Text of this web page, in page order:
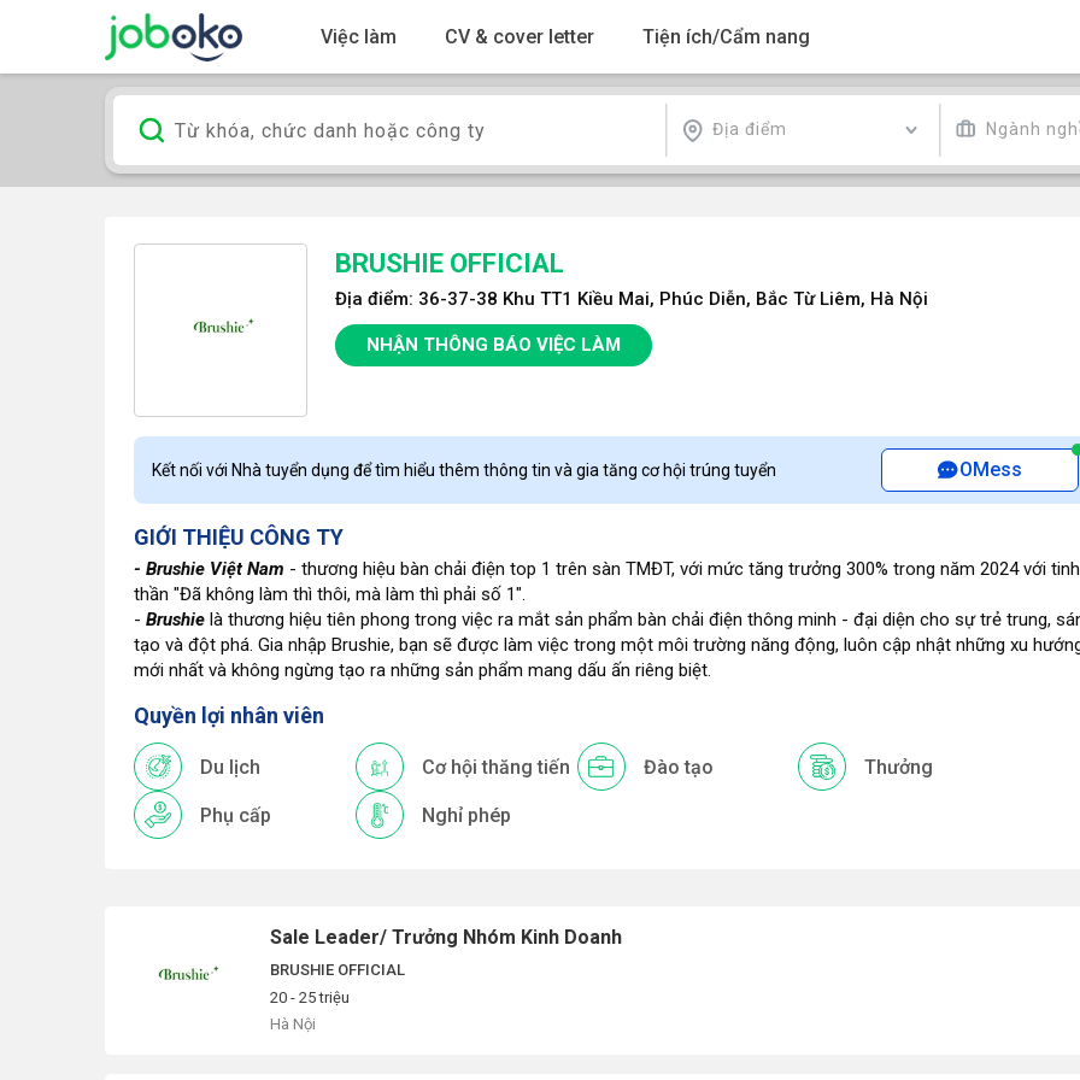
Việc làm CV & cover letter Tiện ích/Cẩm nang
Địa điểm Ngành
BRUSHIE OFFICIAL
Địa điểm: 36-37-38 Khu TT1 Kiều Mai, Phúc Diễn, Bắc Từ Liêm, Hà Nội
NHẬN THÔNG BÁO VIỆC LÀM
Kết nối với Nhà tuyển dụng để tìm hiểu thêm thông tin và gia tăng cơ hội trúng tuyển OMess
GIỚI THIỆU CÔNG TY
- Brushie Việt Nam - thương hiệu bàn chải điện top 1 trên sàn TMĐT, với mức tăng trưởng 300% trong năm 2024 với tinh
thần "Đã không làm thì thôi, mà làm thì phải số 1".
- Brushie là thương hiệu tiên phong trong việc ra mắt sản phẩm bàn chải điện thông minh - đại diện cho sự trẻ trung,
tạo và đột phá. Gia nhập Brushie, bạn sẽ được làm việc trong một môi trường năng động, luôn cập nhật những xu
mới nhất và không ngừng tạo ra những sản phẩm mang dấu ấn riêng biệt.
Quyền lợi nhân viên
Du lịch Cơ hội thăng tiến Đào tạo Thưởng
Phụ cấp Nghỉ phép
Sale Leader/ Trưởng Nhóm Kinh Doanh
BRUSHIE OFFICIAL
20 - 25 triệu
Hà Nội